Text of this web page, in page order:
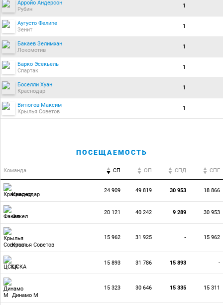
Арройо Андерсон
Рубин
1
Аугусто Фелипе
Зенит
1
Бакаев Зелимхан
Локомотив
1
Барко Эсекьель
Спартак
1
Боселли Хуан
Краснодар
1
Витюгов Максим
Крылья Советов
1
ПОСЕЩАЕМОСТЬ
Команда СП ОП CПД CПГ
Краснодар
24 909 49 819 30 953 18 866
Факел
20 121 40 242 9 289 30 953
Крылья Советов
15 962 31 925 - 15 962
ЦСКА
15 893 31 786 15 893 -
Динамо М
15 323 30 646 15 335 15 311